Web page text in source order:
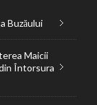
Buzăului
Maicii
Întorsura